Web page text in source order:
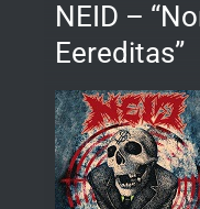
NEID –
Eereditas”